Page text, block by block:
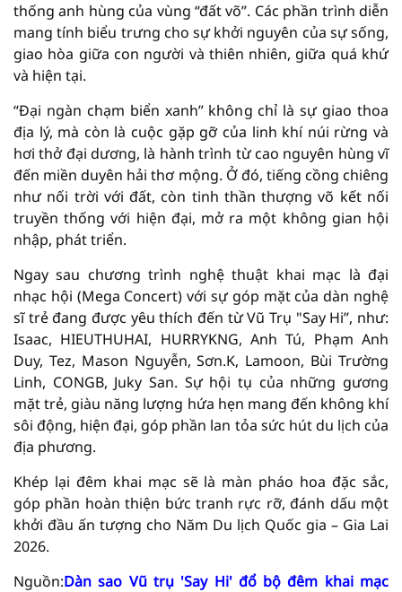
thống anh hùng của vùng “đất võ”. Các phần trình diễn
mang tính biểu trưng cho sự khởi nguyên của sự sống,
giao hòa giữa con người và thiên nhiên, giữa quá khứ
và hiện tại.
“Đại ngàn chạm biển xanh” không chỉ là sự giao thoa
địa lý, mà còn là cuộc gặp gỡ của linh khí núi rừng và
hơi thở đại dương, là hành trình từ cao nguyên hùng vĩ
đến miền duyên hải thơ mộng. Ở đó, tiếng cồng chiêng
như nối trời với đất, còn tinh thần thượng võ kết nối
truyền thống với hiện đại, mở ra một không gian hội
nhập, phát triển.
Ngay sau chương trình nghệ thuật khai mạc là đại
nhạc hội (Mega Concert) với sự góp mặt của dàn nghệ
sĩ trẻ đang được yêu thích đến từ Vũ Trụ "Say Hi”, như:
Isaac, HIEUTHUHAI, HURRYKNG, Anh Tú, Phạm Anh
Duy, Tez, Mason Nguyễn, Sơn.K, Lamoon, Bùi Trường
Linh, CONGB, Juky San. Sự hội tụ của những gương
mặt trẻ, giàu năng lượng hứa hẹn mang đến không khí
sôi động, hiện đại, góp phần lan tỏa sức hút du lịch của
địa phương.
Khép lại đêm khai mạc sẽ là màn pháo hoa đặc sắc,
góp phần hoàn thiện bức tranh rực rỡ, đánh dấu một
khởi đầu ấn tượng cho Năm Du lịch Quốc gia – Gia Lai
2026.
Nguồn:Dàn sao Vũ trụ 'Say Hi' đổ bộ đêm khai mạc